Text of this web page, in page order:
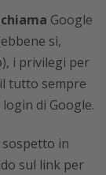
Google
sì,
i privilegi per
tutto sempre
di Google.
sospetto in
sul link per